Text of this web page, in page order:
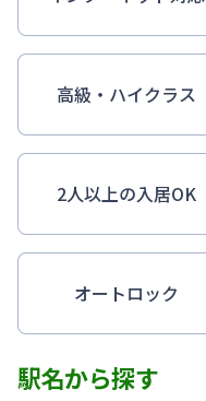
高級・ハイクラス
2人以上の入居OK
オートロック
駅名から探す